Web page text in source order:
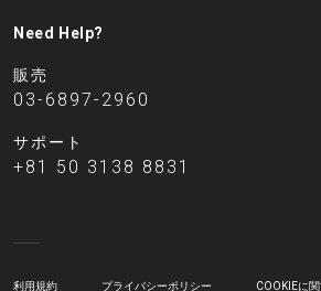
Need Help?
販売
03-6897-2960
サポート
+81 50 3138 8831
利用規約 プライバシーポリシー COOKIEに